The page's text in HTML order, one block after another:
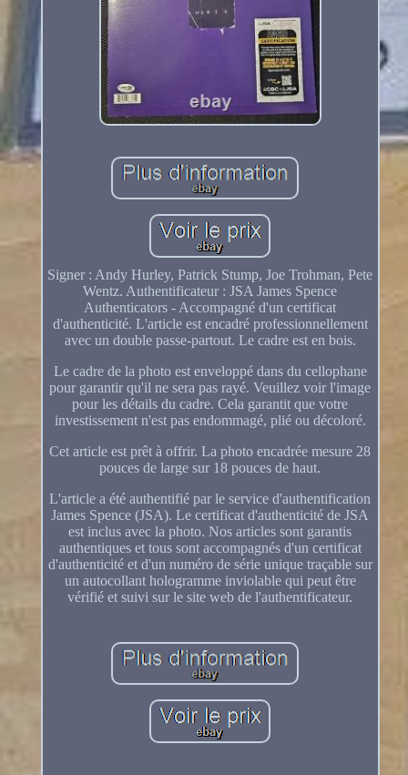
Signer : Andy Hurley, Patrick Stump, Joe Trohman, Pete
Wentz. Authentificateur : JSA James Spence
Authenticators - Accompagné d'un certificat
d'authenticité. L'article est encadré professionnellement
avec un double passe-partout. Le cadre est en bois.
Le cadre de la photo est enveloppé dans du cellophane
pour garantir qu'il ne sera pas rayé. Veuillez voir l'image
pour les détails du cadre. Cela garantit que votre
investissement n'est pas endommagé, plié ou décoloré.
Cet article est prêt à offrir. La photo encadrée mesure 28
pouces de large sur 18 pouces de haut.
L'article a été authentifié par le service d'authentification
James Spence (JSA). Le certificat d'authenticité de JSA
est inclus avec la photo. Nos articles sont garantis
authentiques et tous sont accompagnés d'un certificat
d'authenticité et d'un numéro de série unique traçable sur
un autocollant hologramme inviolable qui peut être
vérifié et suivi sur le site web de l'authentificateur.